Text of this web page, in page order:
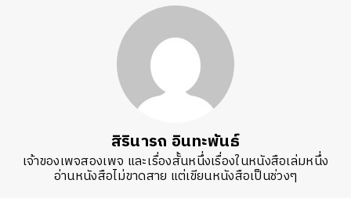
สิรินารถ อินทะพันธ์
เจ้าของเพจสองเพจ และเรื่องสั้นหนึ่งเรื่องในหนังสือเล่มหนึ่ง
อ่านหนังสือไม่ขาดสาย แต่เขียนหนังสือเป็นช่วงๆ